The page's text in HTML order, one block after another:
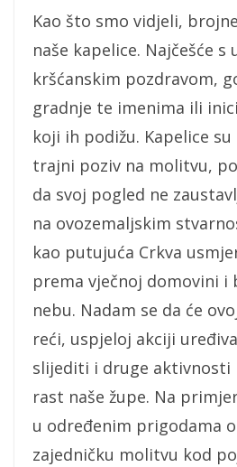
Kao što smo vidjeli,
naše kapelice. Najčešće s
kršćanskim pozdravom,
gradnje te imenima ili
koji ih podižu. Kapelice
trajni poziv na molitvu,
da svoj pogled ne
na ovozemaljskim
kao putujuća Crkva
prema vječnoj domovini i
nebu. Nadam se da će
reći, uspjeloj akciji
slijediti i druge aktivnosti
rast naše župe. Na
u određenim prigodama
zajedničku molitvu kod